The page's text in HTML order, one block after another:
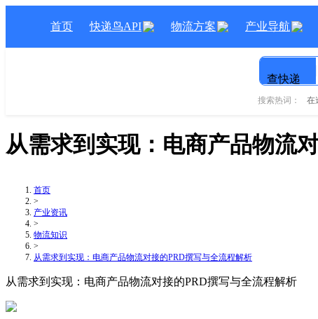
首页 快递鸟API 物流方案 产业导航
查快递
搜索热词： 在
从需求到实现：电商产品物流
首页
>
产业资讯
>
物流知识
>
从需求到实现：电商产品物流对接的PRD撰写与全流程解析
从需求到实现：电商产品物流对接的PRD撰写与全流程解析